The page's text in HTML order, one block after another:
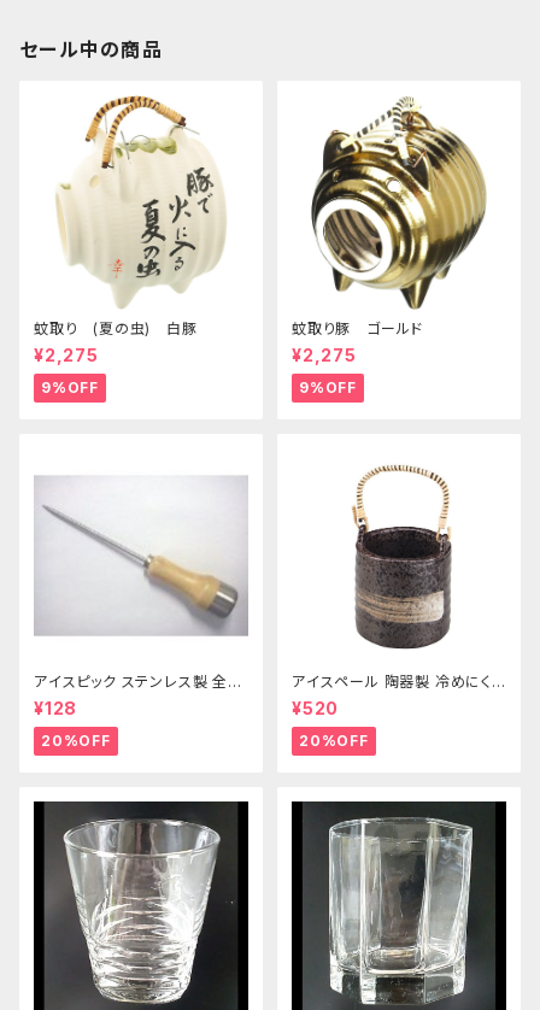
セール中の商品
蚊取り (夏の虫) 白豚
¥2,275
9%OFF
蚊取り豚 ゴールド
¥2,275
9%OFF
アイスピック ステンレス製 全長
215ｍｍ
¥128
20%OFF
アイスペール 陶器製 冷めにくい
二重構造 860ml
¥520
20%OFF